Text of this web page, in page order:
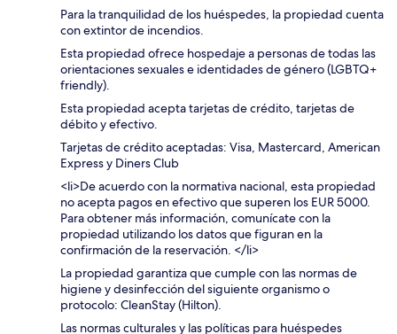
Para la tranquilidad de los huéspedes, la propiedad cuenta
con extintor de incendios.
Esta propiedad ofrece hospedaje a personas de todas las
orientaciones sexuales e identidades de género (LGBTQ+
friendly).
Esta propiedad acepta tarjetas de crédito, tarjetas de
débito y efectivo.
Tarjetas de crédito aceptadas: Visa, Mastercard, American
Express y Diners Club
<li>De acuerdo con la normativa nacional, esta propiedad
no acepta pagos en efectivo que superen los EUR 5000.
Para obtener más información, comunícate con la
propiedad utilizando los datos que figuran en la
confirmación de la reservación. </li>
La propiedad garantiza que cumple con las normas de
higiene y desinfección del siguiente organismo o
protocolo: CleanStay (Hilton).
Las normas culturales y las políticas para huéspedes